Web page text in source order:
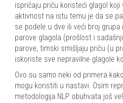
ispričaju priču koristeći glagol koji
aktivnost na istu temu je da se
se podele u dve ili veći broj
parove glagola (prošlost i
parove, timski smišljaju priču (u
iskoriste sve nepravilne glagole
Ovo su samo neki od primera
mogu koristiti u nastavi. Osim
metodologija NLP obuhvata još